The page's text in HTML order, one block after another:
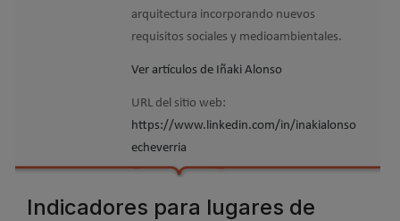
arquitectura incorporando nuevos
requisitos sociales y medioambientales.
Ver artículos de Iñaki Alonso
URL del sitio web:
https://www.linkedin.com/in/inakialonso
echeverria
Indicadores para lugares de